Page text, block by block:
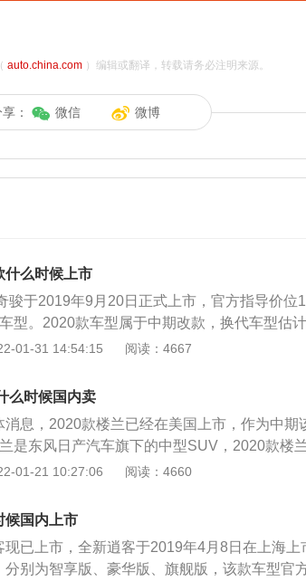
auto.china.com）编辑或翻译，转载请务必注明来源。
： 微信 微博
什么时候上市
骏于2019年9月20日正式上市，官方指导价位
型。2020款车型属于中期改款，换代车型估
外观相比，新款改变了两个地方，将镀铬V字
等七大控制系统。动力方面，搭载了2.0L和
变速箱，而且2.5L版车型全部匹配四驱系统
，轴距为2706mm。2020款奇骏2.0L版和2.5L
，五座后备箱空间为700L，七座后备箱空间为
01-31 14:54:15 阅读：4667
么时候国内卖
消息，2020款楼兰已经在美国上市，作为中期
是东风日产汽车旗下的中型SUV，2020款楼
内饰和2019款相同。根据海外版本的图片显示
车的B柱和C柱涂黑，形成悬浮式车顶的视觉效
节变化外，在汽车仪表盘中间采用装饰圈住汽
倾斜的仪表台，使汽车的仪表台展现出豪华感
01-21 10:27:06 阅读：4660
候国内上市
现已上市，全新逍客于2019年4月8日在上海上
分别为智享版、豪华版、旗舰版，该款车型官